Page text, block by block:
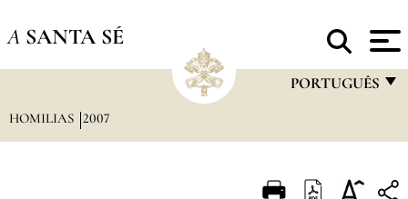
A SANTA SÉ
PORTUGUÊS
ITALIANO
HOMILIAS 2007